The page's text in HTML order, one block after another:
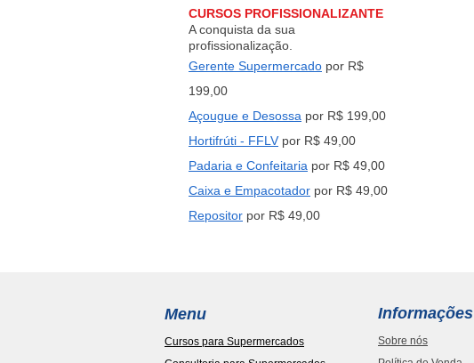
CURSOS PROFISSIONALIZANTE
A conquista da sua
profissionalização.
Gerente Supermercado por R$
199,00
Açougue e Desossa por R$ 199,00
Hortifrúti - FFLV por R$ 49,00
Padaria e Confeitaria por R$ 49,00
Caixa e Empacotador por R$ 49,00
Repositor por R$ 49,00
Menu
Cursos para Supermercados
Informações
Sobre nós